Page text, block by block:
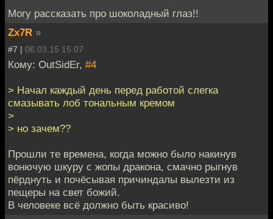
Могу рассказать про шоколадный глаз!!
Zx7R »
#7 | 06.03.15 15:07
Кому: OutSidEr, #4
> Начал каждый день перед работой слегка
смазывать лоб тональным кремом
>
> но зачем??
Прошли те времена, когда можно было накинув
вонючую шкуру с жопы дракона, смачно рыгнув
пёрднуть и почёсывая причиндалы вылезти из
пещеры на свет божий.
В человеке всё должно быть красиво!